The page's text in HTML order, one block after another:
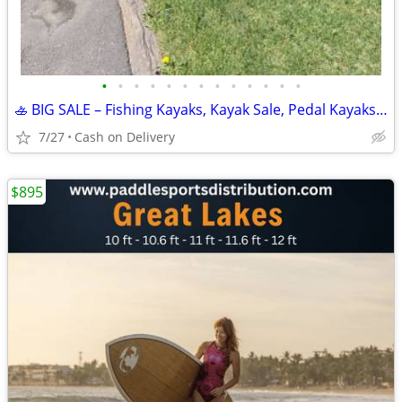
• • • • • • • • • • • • •
🚣 BIG SALE – Fishing Kayaks, Kayak Sale, Pedal Kayaks, Tandem Kayaks
7/27 Cash on Delivery
$895